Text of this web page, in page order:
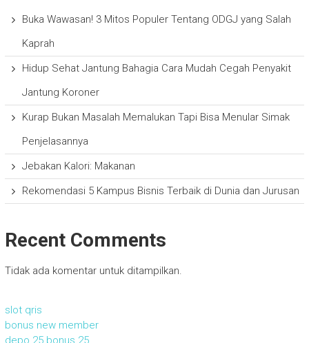
Buka Wawasan! 3 Mitos Populer Tentang ODGJ yang Salah
Kaprah
Hidup Sehat Jantung Bahagia Cara Mudah Cegah Penyakit
Jantung Koroner
Kurap Bukan Masalah Memalukan Tapi Bisa Menular Simak
Penjelasannya
Jebakan Kalori: Makanan
Rekomendasi 5 Kampus Bisnis Terbaik di Dunia dan Jurusan
Recent Comments
Tidak ada komentar untuk ditampilkan.
slot qris
bonus new member
depo 25 bonus 25